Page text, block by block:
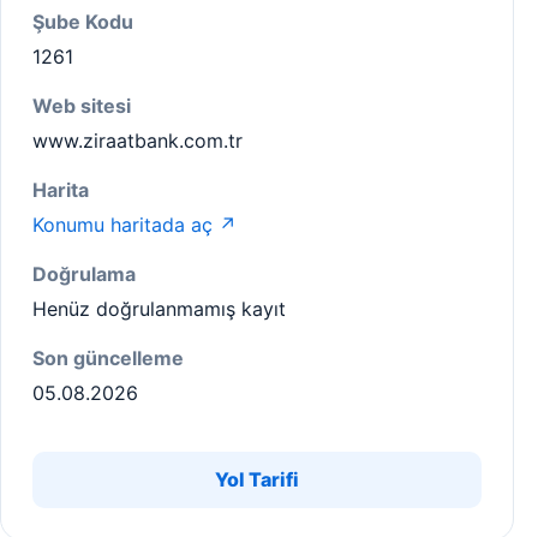
Şube Kodu
1261
Web sitesi
www.ziraatbank.com.tr
Harita
Konumu haritada aç ↗
Doğrulama
Henüz doğrulanmamış kayıt
Son güncelleme
05.08.2026
Yol Tarifi